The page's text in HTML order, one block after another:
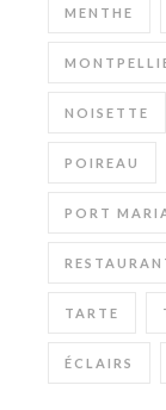
MENTHE
NOISETTE
POIREAU
PORT
TARTE
ÉCLAIRS